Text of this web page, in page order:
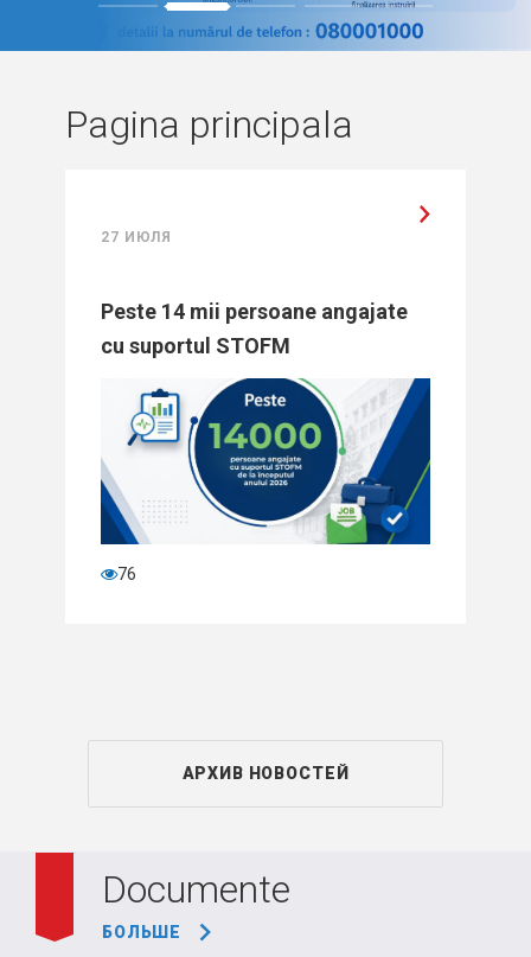
1 2 3 4 5
Pagina principala
27 ИЮЛЯ
Peste 14 mii persoane angajate
cu suportul STOFM
76
АРХИВ НОВОСТЕЙ
Documente
БОЛЬШЕ